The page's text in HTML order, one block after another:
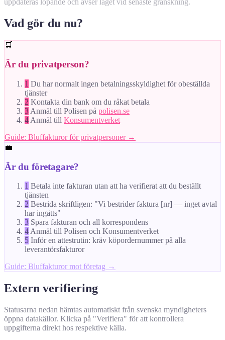
Vad gör du nu?
🛒
Är du privatperson?
1 Du har normalt ingen betalningsskyldighet för obeställda
tjänster
2 Kontakta din bank om du råkat betala
3 Anmäl till Polisen på polisen.se
4 Anmäl till Konsumentverket
Guide: Bluffakturor för privatpersoner →
💼
Är du företagare?
1 Betala inte fakturan utan att ha verifierat att du beställt
tjänsten
2 Bestrida skriftligen: "Vi bestrider faktura [nr] — inget avtal
har ingåtts"
3 Spara fakturan och all korrespondens
4 Anmäl till Polisen och Konsumentverket
5 Inför en attestrutin: kräv köpordernummer på alla
leverantörsfakturor
Guide: Bluffakturor mot företag →
Extern verifiering
Statusarna nedan hämtas automatiskt från svenska myndigheters
öppna datakällor. Klicka på "Verifiera" för att kontrollera
uppgifterna direkt hos respektive källa.